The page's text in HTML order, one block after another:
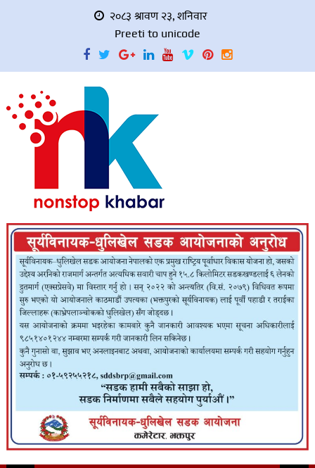
२०८३ श्रावण २३, शनिवार
Preeti to unicode